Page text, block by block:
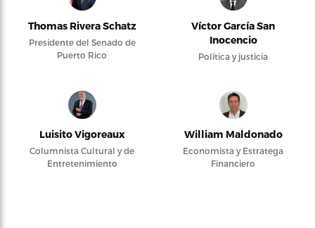
Thomas Rivera Schatz
Presidente del Senado de
Puerto Rico
Víctor García San
Inocencio
Política y justicia
Luisito Vigoreaux
Columnista Cultural y de
Entretenimiento
William Maldonado
Economista y Estratega
Financiero